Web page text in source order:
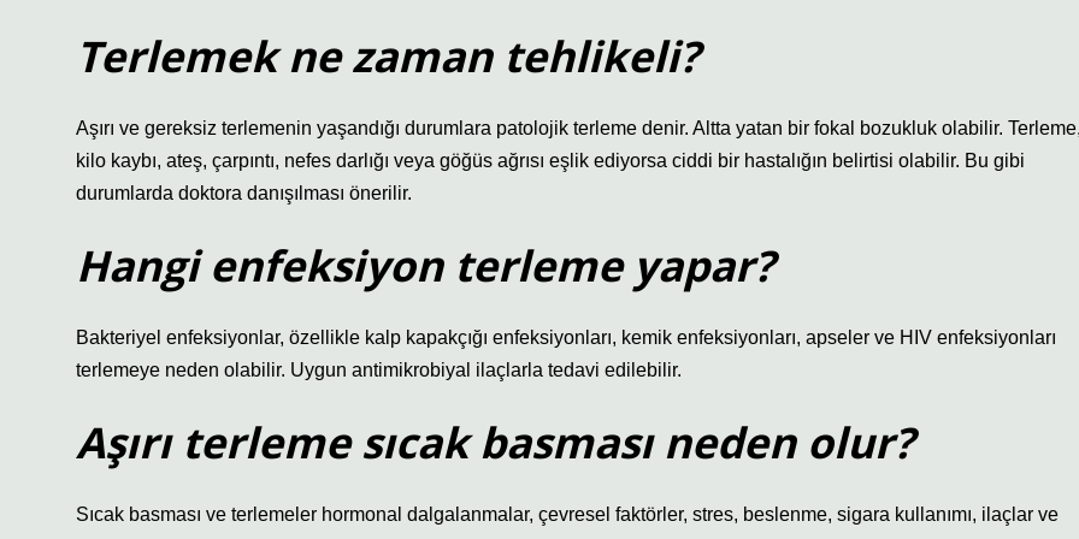
Terlemek ne zaman tehlikeli?
Aşırı ve gereksiz terlemenin yaşandığı durumlara patolojik terleme denir. Altta yatan bir fokal bozukluk olabilir.
kilo kaybı, ateş, çarpıntı, nefes darlığı veya göğüs ağrısı eşlik ediyorsa ciddi bir hastalığın belirtisi olabilir. Bu gibi
durumlarda doktora danışılması önerilir.
Hangi enfeksiyon terleme yapar?
Bakteriyel enfeksiyonlar, özellikle kalp kapakçığı enfeksiyonları, kemik enfeksiyonları, apseler ve HIV enfeksiyonları
terlemeye neden olabilir. Uygun antimikrobiyal ilaçlarla tedavi edilebilir.
Aşırı terleme sıcak basması neden olur?
Sıcak basması ve terlemeler hormonal dalgalanmalar, çevresel faktörler, stres, beslenme, sigara kullanımı, ilaçlar ve